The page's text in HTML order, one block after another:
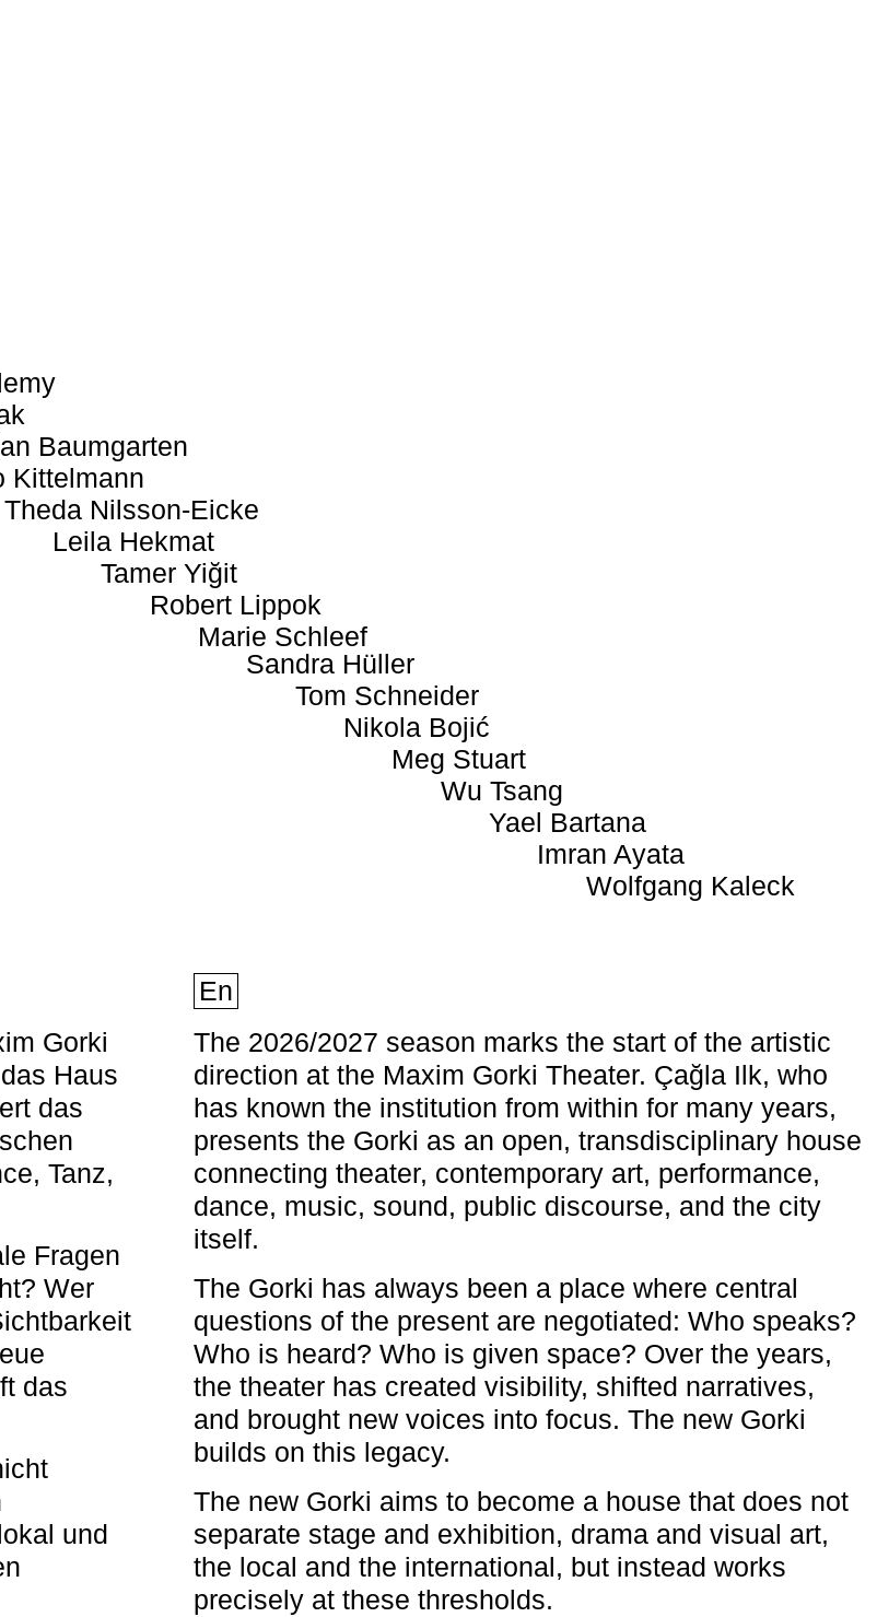
Baumgarten
Kittelmann
Theda Nilsson-Eicke
Leila Hekmat
Tamer Yiğit
Robert Lippok
Marie Schleef
Sandra Hüller
Tom Schneider
Nikola Bojić
Meg Stuart
Wu Tsang
Yael Bartana
Imran Ayata
Wolfgang Kaleck
Gorki
Haus
das
Tanz,
Fragen
Wer
das
und
En
The 2026/2027 season marks the start of the artistic
direction at the Maxim Gorki Theater. Çağla Ilk, who
has known the institution from within for many years,
presents the Gorki as an open, transdisciplinary house
connecting theater, contemporary art, performance,
dance, music, sound, public discourse, and the city
itself.
The Gorki has always been a place where central
questions of the present are negotiated: Who speaks?
Who is heard? Who is given space? Over the years,
the theater has created visibility, shifted narratives,
and brought new voices into focus. The new Gorki
builds on this legacy.
The new Gorki aims to become a house that does not
separate stage and exhibition, drama and visual art,
the local and the international, but instead works
precisely at these thresholds.